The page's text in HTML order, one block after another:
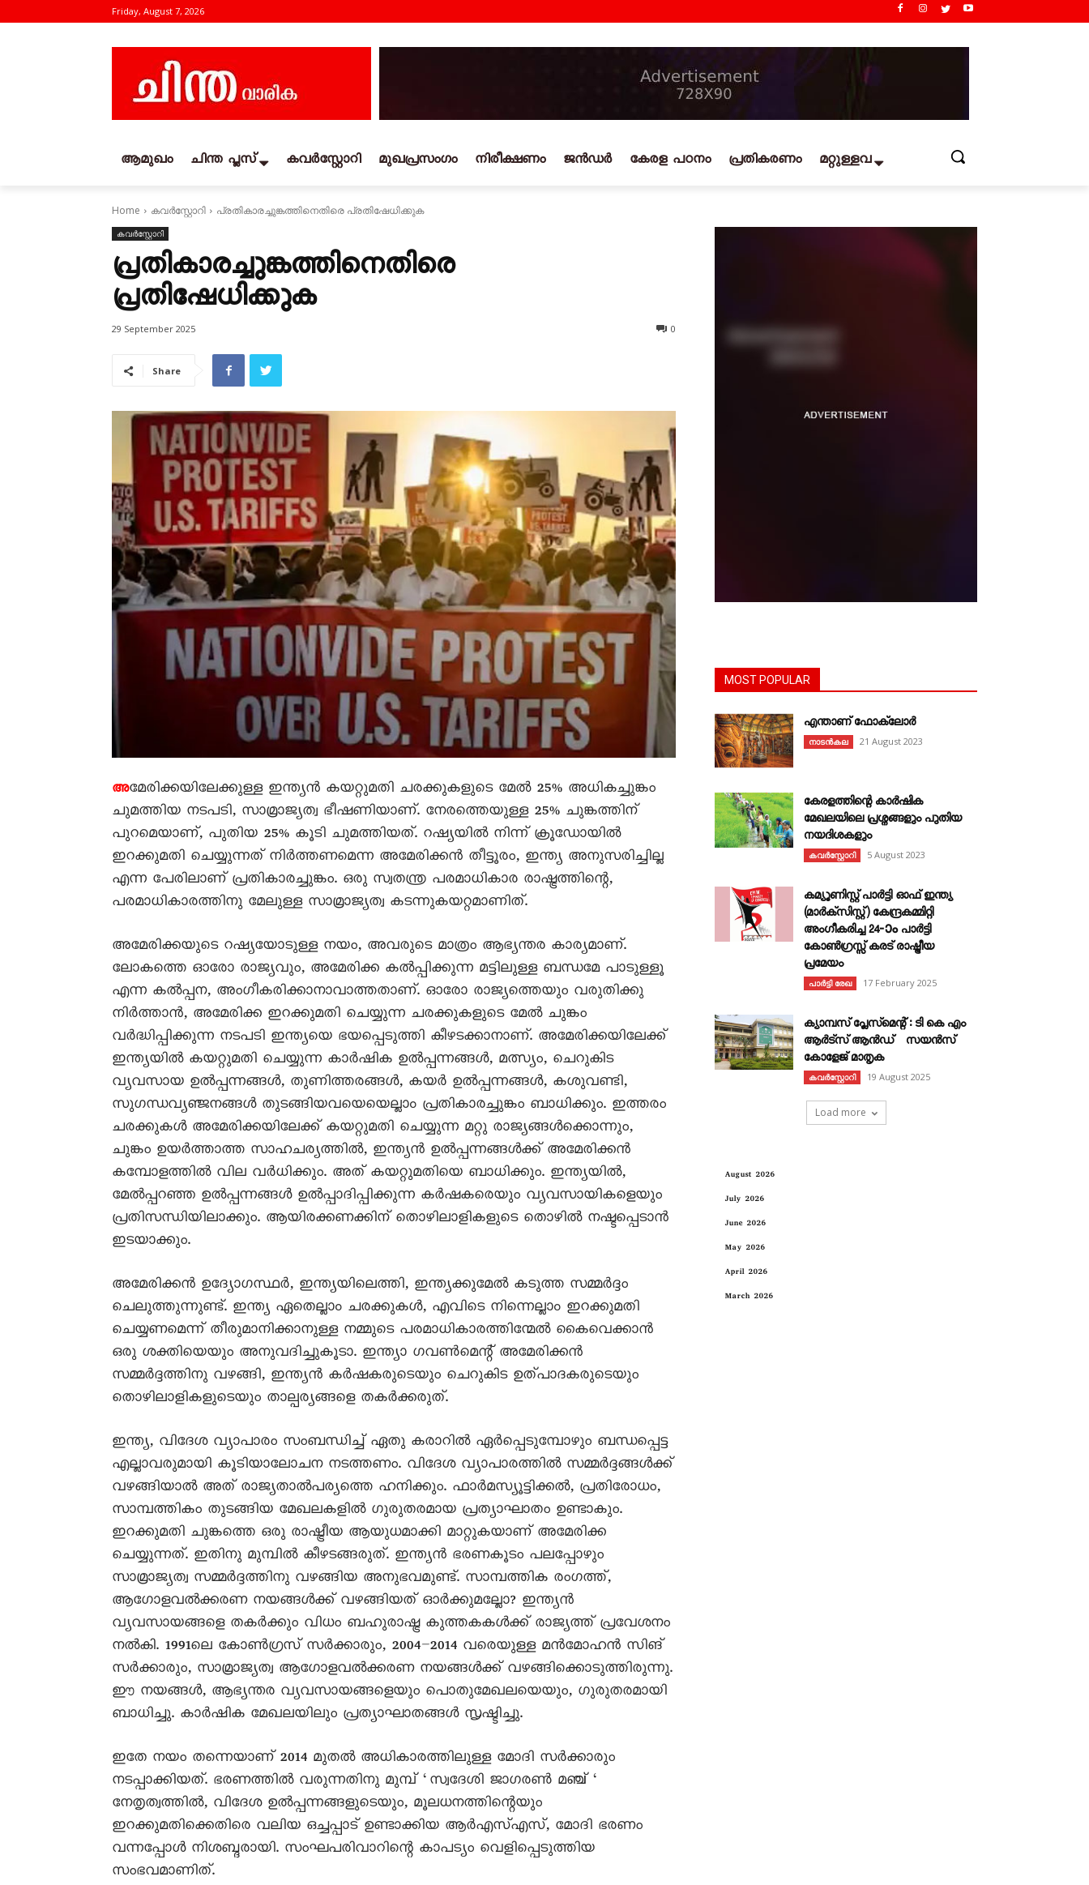
Friday, August 7, 2026
ആമുഖം ചിന്ത പ്ലസ് കവര്‍സ്റ്റോറി മുഖപ്രസംഗം നിരീക്ഷണം ജൻഡർ കേരള പഠനം പ്രതികരണം മറ്റുള്ളവ
Home കവര്‍സ്റ്റോറി പ്രതികാരച്ചുങ്കത്തിനെതിരെ പ്രതിഷേധിക്കുക
കവര്‍സ്റ്റോറി
പ്രതികാരച്ചുങ്കത്തിനെതിരെ
പ്രതിഷേധിക്കുക
29 September 2025 0
Share
അമേരിക്കയിലേക്കുള്ള ഇന്ത്യന്‍ കയറ്റുമതി ചരക്കുകളുടെ മേല്‍ 25% അധികച്ചുങ്കം
ചുമത്തിയ നടപടി, സാമ്രാജ്യത്വ ഭീഷണിയാണ്. നേരത്തെയുള്ള 25% ചുങ്കത്തിന്
പുറമെയാണ്, പുതിയ 25% കൂടി ചുമത്തിയത്. റഷ്യയില്‍ നിന്ന് ക്രൂഡോയില്‍
ഇറക്കുമതി ചെയ്യുന്നത് നിര്‍ത്തണമെന്ന അമേരിക്കൻ തീട്ടൂരം, ഇന്ത്യ അനുസരിച്ചില്ല
എന്ന പേരിലാണ് പ്രതികാരച്ചുങ്കം. ഒരു സ്വതന്ത്ര പരമാധികാര രാഷ്ട്രത്തിന്റെ,
പരമാധികാരത്തിനു മേലുള്ള സാമ്രാജ്യത്വ കടന്നുകയറ്റമാണിത്.
അമേരിക്കയുടെ റഷ്യയോടുള്ള നയം, അവരുടെ മാത്രം ആഭ്യന്തര കാര്യമാണ്.
ലോകത്തെ ഓരോ രാജ്യവും, അമേരിക്ക കല്‍പ്പിക്കുന്ന മട്ടിലുള്ള ബന്ധമേ പാടുള്ളൂ
എന്ന കല്‍പ്പന, അംഗീകരിക്കാനാവാത്തതാണ്. ഓരോ രാജ്യത്തെയും വരുതിക്കു
നിര്‍ത്താന്‍, അമേരിക്ക ഇറക്കുമതി ചെയ്യുന്ന ചരക്കുകളുടെ മേല്‍ ചുങ്കം
വര്‍ദ്ധിപ്പിക്കുന്ന നടപടി ഇന്ത്യയെ ഭയപ്പെടുത്തി കീഴടക്കാനാണ്. അമേരിക്കയിലേക്ക്
ഇന്ത്യയില്‍ കയറ്റുമതി ചെയ്യുന്ന കാര്‍ഷിക ഉല്‍പ്പന്നങ്ങള്‍, മത്സ്യം, ചെറുകിട
വ്യവസായ ഉല്‍പ്പന്നങ്ങള്‍, തുണിത്തരങ്ങള്‍, കയര്‍ ഉല്‍പ്പന്നങ്ങള്‍, കശുവണ്ടി,
സുഗന്ധവ്യഞ്ജനങ്ങള്‍ തുടങ്ങിയവയെയെല്ലാം പ്രതികാരച്ചുങ്കം ബാധിക്കും. ഇത്തരം
ചരക്കുകള്‍ അമേരിക്കയിലേക്ക് കയറ്റുമതി ചെയ്യുന്ന മറ്റു രാജ്യങ്ങള്‍ക്കൊന്നും,
ചുങ്കം ഉയര്‍ത്താത്ത സാഹചര്യത്തില്‍, ഇന്ത്യന്‍ ഉല്‍പ്പന്നങ്ങള്‍ക്ക് അമേരിക്കന്‍
കമ്പോളത്തില്‍ വില വര്‍ധിക്കും. അത് കയറ്റുമതിയെ ബാധിക്കും. ഇന്ത്യയില്‍,
മേല്‍പ്പറഞ്ഞ ഉല്‍പ്പന്നങ്ങള്‍ ഉല്‍പ്പാദിപ്പിക്കുന്ന കര്‍ഷകരെയും വ്യവസായികളെയും
പ്രതിസന്ധിയിലാക്കും. ആയിരക്കണക്കിന് തൊഴിലാളികളുടെ തൊഴില്‍ നഷ്ടപ്പെടാന്‍
ഇടയാക്കും.
അമേരിക്കന്‍ ഉദ്യോഗസ്ഥർ, ഇന്ത്യയിലെത്തി, ഇന്ത്യക്കുമേല്‍ കടുത്ത സമ്മര്‍ദ്ദം
ചെലുത്തുന്നുണ്ട്. ഇന്ത്യ ഏതെല്ലാം ചരക്കുകള്‍, എവിടെ നിന്നെല്ലാം ഇറക്കുമതി
ചെയ്യണമെന്ന് തീരുമാനിക്കാനുള്ള നമ്മുടെ പരമാധികാരത്തിന്മേല്‍ കൈവെക്കാന്‍
ഒരു ശക്തിയെയും അനുവദിച്ചുകൂടാ. ഇന്ത്യാ ഗവണ്‍മെന്റ് അമേരിക്കന്‍
സമ്മര്‍ദ്ദത്തിനു വഴങ്ങി, ഇന്ത്യന്‍ കര്‍ഷകരുടെയും ചെറുകിട ഉത്പാദകരുടെയും
തൊഴിലാളികളുടെയും താല്പര്യങ്ങളെ തകര്‍ക്കരുത്.
ഇന്ത്യ, വിദേശ വ്യാപാരം സംബന്ധിച്ച് ഏതു കരാറില്‍ ഏര്‍പ്പെടുമ്പോഴും ബന്ധപ്പെട്ട
എല്ലാവരുമായി കൂടിയാലോചന നടത്തണം. വിദേശ വ്യാപാരത്തില്‍ സമ്മര്‍ദ്ദങ്ങള്‍ക്ക്
വഴങ്ങിയാല്‍ അത് രാജ്യതാല്‍പര്യത്തെ ഹനിക്കും. ഫാര്‍മസ്യൂട്ടിക്കല്‍, പ്രതിരോധം,
സാമ്പത്തികം തുടങ്ങിയ മേഖലകളില്‍ ഗുരുതരമായ പ്രത്യാഘാതം ഉണ്ടാകും.
ഇറക്കുമതി ചുങ്കത്തെ ഒരു രാഷ്ട്രീയ ആയുധമാക്കി മാറ്റുകയാണ് അമേരിക്ക
ചെയ്യുന്നത്. ഇതിനു മുമ്പില്‍ കീഴടങ്ങരുത്. ഇന്ത്യന്‍ ഭരണകൂടം പലപ്പോഴും
സാമ്രാജ്യത്വ സമ്മര്‍ദ്ദത്തിനു വഴങ്ങിയ അനുഭവമുണ്ട്. സാമ്പത്തിക രംഗത്ത്,
ആഗോളവല്‍ക്കരണ നയങ്ങള്‍ക്ക് വഴങ്ങിയത് ഓര്‍ക്കുമല്ലോ? ഇന്ത്യന്‍
വ്യവസായങ്ങളെ തകര്‍ക്കും വിധം ബഹുരാഷ്ട്ര കുത്തകകള്‍ക്ക് രാജ്യത്ത് പ്രവേശനം
നല്‍കി. 1991ലെ കോണ്‍ഗ്രസ് സര്‍ക്കാരും, 2004–2014 വരെയുള്ള മന്‍മോഹന്‍ സിങ്
സര്‍ക്കാരും, സാമ്രാജ്യത്വ ആഗോളവല്‍ക്കരണ നയങ്ങള്‍ക്ക് വഴങ്ങിക്കൊടുത്തിരുന്നു.
ഈ നയങ്ങള്‍, ആഭ്യന്തര വ്യവസായങ്ങളെയും പൊതുമേഖലയെയും, ഗുരുതരമായി
ബാധിച്ചു. കാര്‍ഷിക മേഖലയിലും പ്രത്യാഘാതങ്ങള്‍ സൃഷ്ടിച്ചു.
ഇതേ നയം തന്നെയാണ് 2014 മുതല്‍ അധികാരത്തിലുള്ള മോദി സര്‍ക്കാരും
നടപ്പാക്കിയത്. ഭരണത്തിൽ വരുന്നതിനു മുമ്പ‍് ‘സ്വദേശി ജാഗരണ്‍ മഞ്ച് ‘
നേതൃത്വത്തില്‍, വിദേശ ഉല്‍പ്പന്നങ്ങളുടെയും, മൂലധനത്തിന്റെയും
ഇറക്കുമതിക്കെതിരെ വലിയ ഒച്ചപ്പാട് ഉണ്ടാക്കിയ ആര്‍എസ്എസ്, മോദി ഭരണം
വന്നപ്പോള്‍ നിശബ്ദരായി. സംഘപരിവാറിന്റെ കാപട്യം വെളിപ്പെടുത്തിയ
സംഭവമാണിത്.
MOST POPULAR
എന്താണ്‌ ഫോക്‌ലോർ
നാടൻകല 21 August 2023
കേരളത്തിന്റെ കാർഷിക
മേഖലയിലെ പ്രശ്നങ്ങളും പുതിയ
നയദിശകളും
കവര്‍സ്റ്റോറി 5 August 2023
കമ്യൂണിസ്റ്റ് പാർട്ടി ഓഫ് ഇന്ത്യ
(മാർക്സിസ്റ്റ്) കേന്ദ്രകമ്മിറ്റി
അംഗീകരിച്ച 24‐ാം പാർട്ടി
കോൺഗ്രസ്സ് കരട് രാഷ്ട്രീയ
പ്രമേയം
പാർട്ടി രേഖ 17 February 2025
ക്യാമ്പസ് പ്ലേസ്മെന്റ് : ടി കെ എം
ആർട്സ് ആൻഡ് സയൻസ്
കോളേജ് മാതൃക
കവര്‍സ്റ്റോറി 19 August 2025
Load more
August 2026
July 2026
June 2026
May 2026
April 2026
March 2026